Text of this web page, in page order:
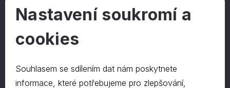
Ochrana osobních údajů
O společnosti
Kontakt
O nás
Nastavení soukromí a
cookies
Souhlasem se sdílením dat nám poskytnete
informace, které potřebujeme pro zlepšování,